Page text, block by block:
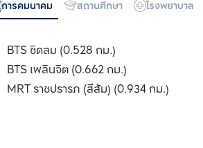
การคมนาคม สถานศึกษา โรงพยาบาล
BTS ชิดลม (0.528 กม.)
BTS เพลินจิต (0.662 กม.)
MRT ราชปรารภ (สีส้ม) (0.934 กม.)